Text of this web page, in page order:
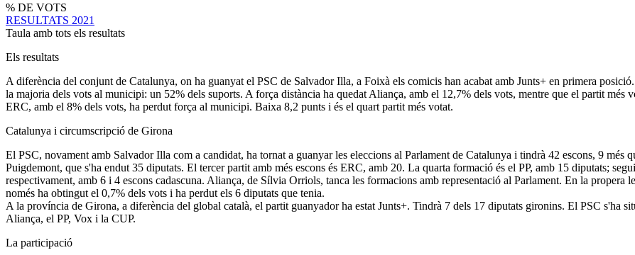
% DE VOTS
RESULTATS 2021
Taula amb tots els resultats
Els resultats
A diferència del conjunt de Catalunya, on ha guanyat el PSC de Salvador Illa, a Foixà els comicis han acabat amb Junts+ en primera
la majoria dels vots al municipi: un 52% dels suports. A força distància ha quedat Aliança, amb el 12,7% dels vots, mentre que el partit més
ERC, amb el 8% dels vots, ha perdut força al municipi. Baixa 8,2 punts i és el quart partit més votat.
Catalunya i circumscripció de Girona
El PSC, novament amb Salvador Illa com a candidat, ha tornat a guanyar les eleccions al Parlament de Catalunya i tindrà 42 escons, 9 més
Puigdemont, que s'ha endut 35 diputats. El tercer partit amb més escons és ERC, amb 20. La quarta formació és el PP, amb 15 diputats;
respectivament, amb 6 i 4 escons cadascuna. Aliança, de Sílvia Orriols, tanca les formacions amb representació al Parlament. En la propera
només ha obtingut el 0,7% dels vots i ha perdut els 6 diputats que tenia.
A la província de Girona, a diferència del global català, el partit guanyador ha estat Junts+. Tindrà 7 dels 17 diputats gironins. El PSC s'ha
Aliança, el PP, Vox i la CUP.
La participació